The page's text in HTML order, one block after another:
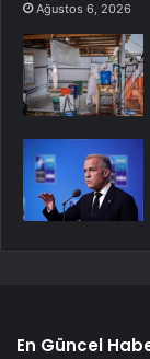
Ağustos 6, 2026
En Güncel